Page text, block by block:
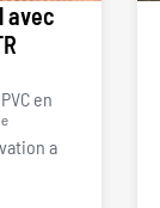
avec
en
a